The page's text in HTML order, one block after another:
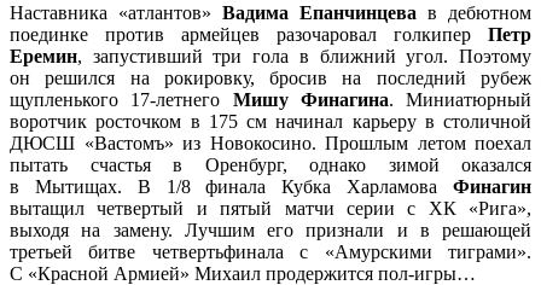
Наставника «атлантов» Вадима Епанчинцева в дебютном
поединке против армейцев разочаровал голкипер Петр
Еремин, запустивший три гола в ближний угол. Поэтому
он решился на рокировку, бросив на последний рубеж
щупленького 17‑летнего Мишу Финагина. Миниатюрный
воротчик росточком в 175 см начинал карьеру в столичной
ДЮСШ «Вастомъ» из Новокосино. Прошлым летом поехал
пытать счастья в Оренбург, однако зимой оказался
в Мытищах. В 1/8 финала Кубка Харламова Финагин
вытащил четвертый и пятый матчи серии с ХК «Рига»,
выходя на замену. Лучшим его признали и в решающей
третьей битве четвертьфинала с «Амурскими тиграми».
С «Красной Армией» Михаил продержится пол-игры…